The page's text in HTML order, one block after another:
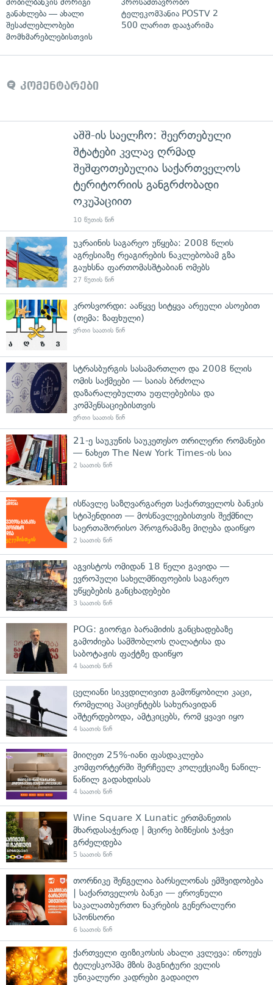
განახლება — ახალი
შესაძლებლობები
მომხმარებლებისთვის
ტელეკომპანია POSTV 2
500 ლარით დააჯარიმა
კომენტარები
აშშ-ის საელჩო: შეერთებული
შტატები კვლავ ღრმად
შეშფოთებულია საქართველოს
ტერიტორიის განგრძობადი
ოკუპაციით
10 წუთის წინ
უკრაინის საგარეო უწყება: 2008 წლის
აგრესიაზე რეაგირების ნაკლებობამ გზა
გაუხსნა ფართომასშტაბიან ომებს
27 წუთის წინ
კროსვორდი: ააწყვე სიტყვა არეული ასოებით
(თემა: ზაფხული)
ერთი საათის წინ
სტრასბურგის სასამართლო და 2008 წლის
ომის საქმეები — საიას ბრძოლა
დაზარალებულთა უფლებებისა და
კომპენსაციებისთვის
ერთი საათის წინ
21-ე საუკუნის საუკეთესო თრილერი რომანები
— ნახეთ The New York Times-ის სია
2 საათის წინ
ისწავლე საზღვარგარეთ საქართველოს ბანკის
სტიპენდიით — მოსწავლეებისთვის შექმნილ
საერთაშორისო პროგრამაზე მიღება დაიწყო
2 საათის წინ
აგვისტოს ომიდან 18 წელი გავიდა —
ევროპული სახელმწიფოების საგარეო
უწყებების განცხადებები
3 საათის წინ
POG: გიორგი ბარამიძის განცხადებაზე
გამოძიება სამშობლოს ღალატისა და
საბოტაჟის ფაქტზე დაიწყო
4 საათის წინ
ცელიანი სიკვდილივით გამოწყობილი კაცი,
რომელიც პაციენტებს სახურავიდან
აშტერდებოდა, ამტკიცებს, რომ ყვავი იყო
4 საათის წინ
მიიღეთ 25%-იანი ფასდაკლება
კომფორტერში შერჩეულ კოლექციაზე ნაწილ-
ნაწილ გადახდისას
4 საათის წინ
Wine Square X Lunatic ერთმანეთის
მხარდასაჭერად | მცირე ბიზნესის ჯაჭვი
გრძელდება
5 საათის წინ
თორნიკე შენგელია ბარსელონას ემშვიდობება
| საქართველოს ბანკი — ეროვნული
საკალათბურთო ნაკრების გენერალური
სპონსორი
6 საათის წინ
ქართველი ფიზიკოსის ახალი კვლევა: ინოუეს
ტელესკოპმა მზის მაგნიტური ველის
უნიკალური კადრები გადაიღო